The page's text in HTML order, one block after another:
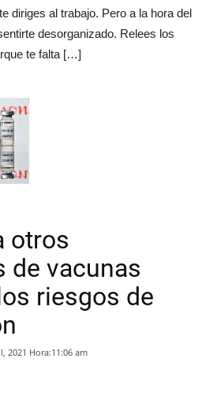
diriges al trabajo. Pero a la hora del
desorganizado. Relees los
te falta […]
otros
de vacunas
riesgos de
2021 Hora:11:06 am